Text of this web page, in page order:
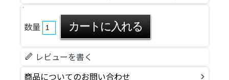
数量
レビューを書く
商品についてのお問い合わせ